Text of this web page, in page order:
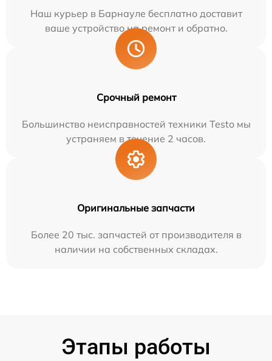
Наш курьер в Барнауле бесплатно доставит
ваше устройство на ремонт и обратно.
Срочный ремонт
Большинство неисправностей техники Testo мы
устраняем в течение 2 часов.
Оригинальные запчасти
Более 20 тыс. запчастей от производителя в
наличии на собственных складах.
Этапы работы